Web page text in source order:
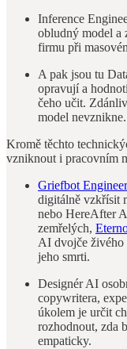
Inference
obludný model a
firmu při
A pak jsou tu
opravují a
čeho učit.
model nevznikne.
Kromě těchto
vzniknout i pracovním
Griefbot Engineer
digitálně vzkřísit
nebo HereAfter
zemřelých,
AI dvojče živého
jeho smrti.
Designér AI
copywritera,
úkolem je určit
rozhodnout, zda
empaticky.